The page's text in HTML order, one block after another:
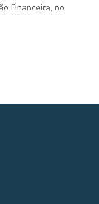
Financeira, no